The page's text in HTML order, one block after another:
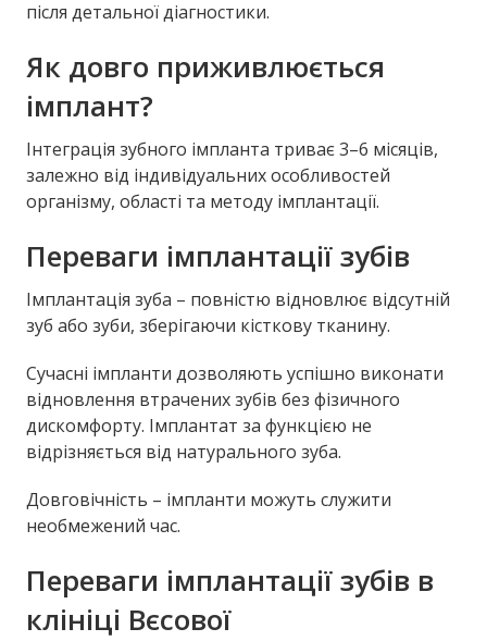
після детальної діагностики.
Як довго приживлюється
імплант?
Інтеграція зубного імпланта триває 3–6 місяців,
залежно від індивідуальних особливостей
організму, області та методу імплантації.
Переваги імплантації зубів
Імплантація зуба – повністю відновлює відсутній
зуб або зуби, зберігаючи кісткову тканину.
Сучасні імпланти дозволяють успішно виконати
відновлення втрачених зубів без фізичного
дискомфорту. Імплантат за функцією не
відрізняється від натурального зуба.
Довговічність – імпланти можуть служити
необмежений час.
Переваги імплантації зубів в
клініці Вєсової